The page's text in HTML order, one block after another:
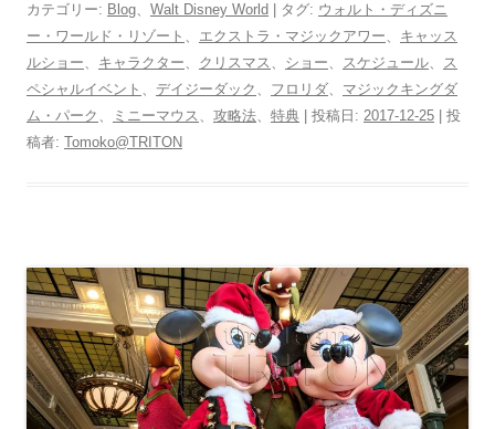
カテゴリー: Blog、 Walt Disney World | タグ: ウォルト・ディズニ
ー・ワールド・リゾート 、 エクストラ・マジックアワー、 キャッス
ルショー、 キャラクター、 クリスマス 、 ショー、 スケジュール、 ス
ペシャルイベント 、 デイジーダック 、 フロリダ、 マジックキングダ
ム・パーク 、 ミニーマウス 、 攻略法、 特典 | 投稿日: 2017-12-25
投
稿者: Tomoko@TRITON